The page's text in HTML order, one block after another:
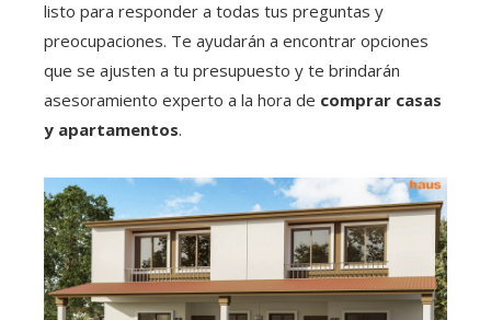
listo para responder a todas tus preguntas y
preocupaciones. Te ayudarán a encontrar opciones
que se ajusten a tu presupuesto y te brindarán
asesoramiento experto a la hora de comprar casas
y apartamentos.